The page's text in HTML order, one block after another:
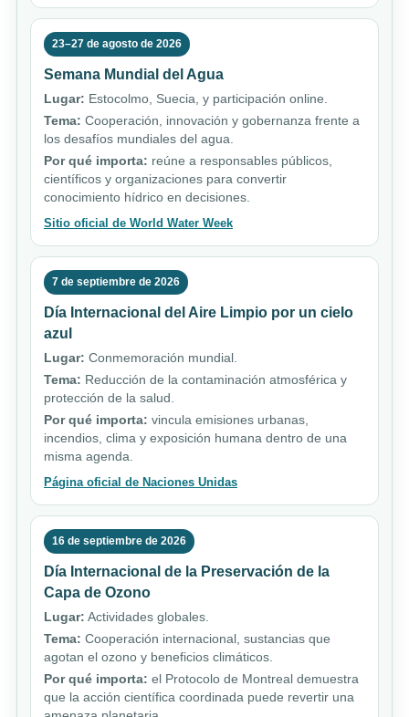
23–27 de agosto de 2026
Semana Mundial del Agua
Lugar: Estocolmo, Suecia, y participación online.
Tema: Cooperación, innovación y gobernanza frente a
los desafíos mundiales del agua.
Por qué importa: reúne a responsables públicos,
científicos y organizaciones para convertir
conocimiento hídrico en decisiones.
Sitio oficial de World Water Week
7 de septiembre de 2026
Día Internacional del Aire Limpio por un cielo
azul
Lugar: Conmemoración mundial.
Tema: Reducción de la contaminación atmosférica y
protección de la salud.
Por qué importa: vincula emisiones urbanas,
incendios, clima y exposición humana dentro de una
misma agenda.
Página oficial de Naciones Unidas
16 de septiembre de 2026
Día Internacional de la Preservación de la
Capa de Ozono
Lugar: Actividades globales.
Tema: Cooperación internacional, sustancias que
agotan el ozono y beneficios climáticos.
Por qué importa: el Protocolo de Montreal demuestra
que la acción científica coordinada puede revertir una